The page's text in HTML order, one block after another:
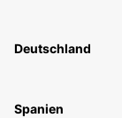
Deutschland
Spanien